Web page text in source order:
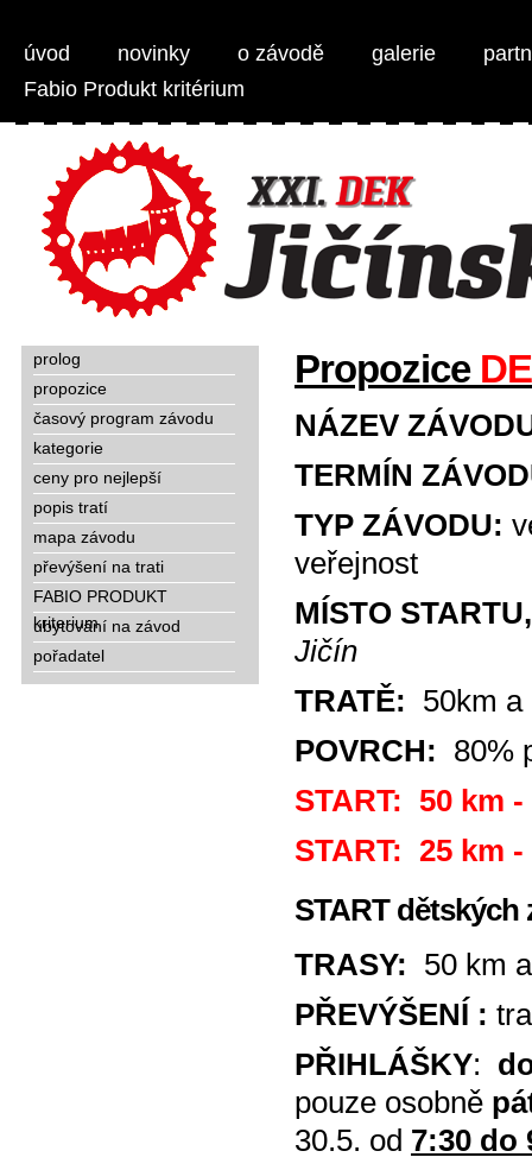
úvod novinky o závodě galerie
Fabio Produkt kritérium
prolog
propozice
časový program závodu
kategorie
ceny pro nejlepší
popis tratí
mapa závodu
převýšení na trati
FABIO PRODUKT
kriterium
ubytování na závod
pořadatel
Propozice
NÁZEV
TERMÍN
TYP ZÁVODU:
veřejnost
MÍSTO
Jičín
TRATĚ: 50km a
POVRCH: 80%
START: 50 km
START: 25 km
START dětských
TRASY: 50 km
PŘEVÝŠENÍ :
PŘIHLÁŠKY:
pouze osobně
30.5. od 7:30 do